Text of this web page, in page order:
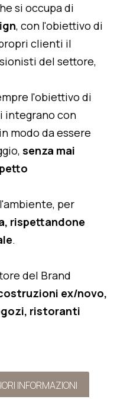
si occupa di
, con l'obiettivo di
clienti il
del settore,
l'obiettivo di
integrano con
modo da essere
senza mai
per
rispettandone
.
del Brand
ex/novo,
ristoranti
INFORMAZIONI